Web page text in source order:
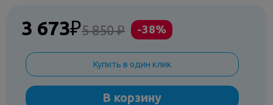
3 673₽5 850 ₽ -38%
Купить в один клик
В корзину